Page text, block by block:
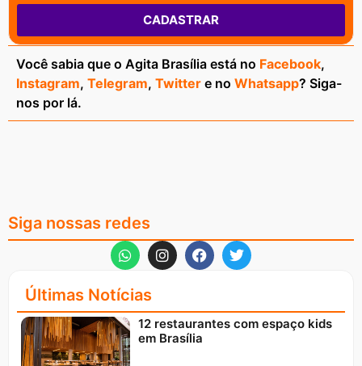
CADASTRAR
Você sabia que o Agita Brasília está no Facebook,
Instagram, Telegram, Twitter e no Whatsapp? Siga-
nos por lá.
Siga nossas redes
Últimas Notícias
12 restaurantes com espaço kids
em Brasília